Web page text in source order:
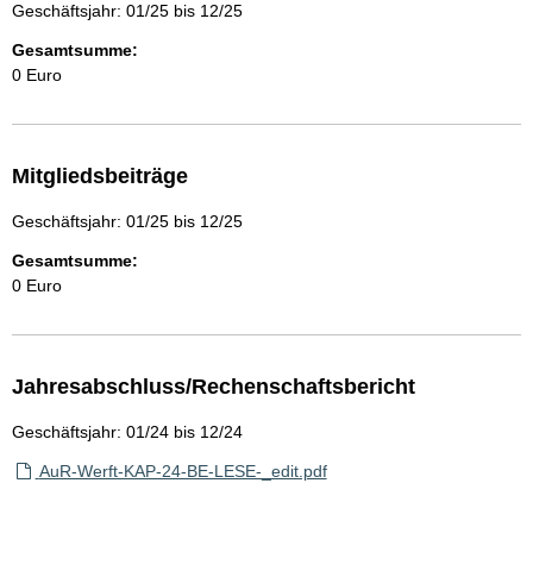
Geschäftsjahr: 01/25 bis 12/25
Gesamtsumme:
0 Euro
Mitgliedsbeiträge
Geschäftsjahr: 01/25 bis 12/25
Gesamtsumme:
0 Euro
Jahresabschluss/Rechenschaftsbericht
Geschäftsjahr: 01/24 bis 12/24
AuR-Werft-KAP-24-BE-LESE-_edit.pdf